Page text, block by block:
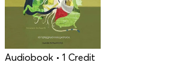
Audiobook • 1 Credit